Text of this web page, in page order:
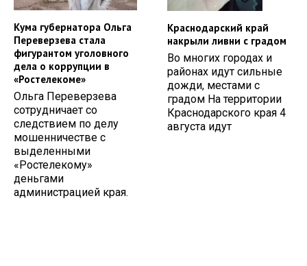
Кума губернатора Ольга
Переверзева стала
фигурантом уголовного
дела о коррупции в
«Ростелекоме»
Ольга Переверзева
сотрудничает со
следствием по делу
мошенничестве с
выделенными
«Ростелекому»
деньгами
администрацией края.
Краснодарский край
накрыли ливни с градом
Во многих городах и
районах идут сильные
дожди, местами с
градом На территории
Краснодарского края 4
августа идут